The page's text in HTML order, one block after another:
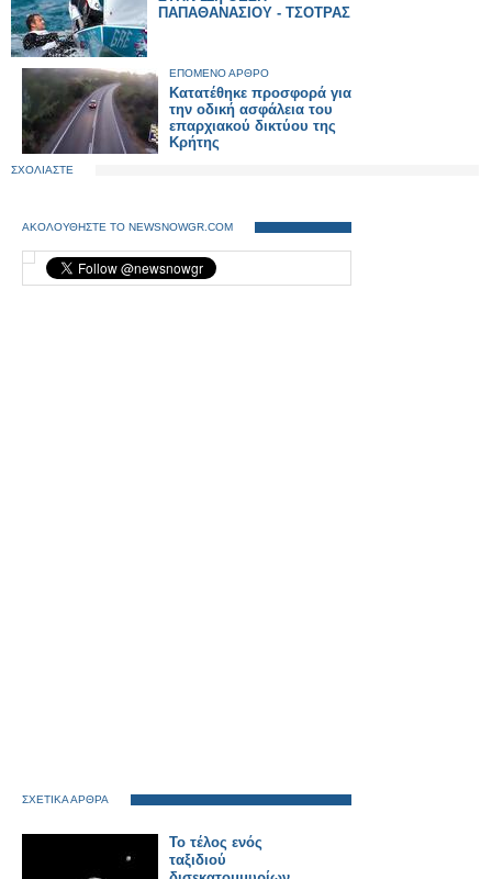
ΠΑΠΑΘΑΝΑΣΙΟΥ - ΤΣΟΤΡΑΣ
ΕΠΟΜΕΝΟ ΑΡΘΡΟ
Κατατέθηκε προσφορά για
την οδική ασφάλεια του
επαρχιακού δικτύου της
Κρήτης
ΣΧΟΛΙΑΣΤΕ
ΑΚΟΛΟΥΘΗΣΤΕ ΤΟ NEWSNOWGR.COM
ΣΧΕΤΙΚΑ ΑΡΘΡΑ
Το τέλος ενός
ταξιδιού